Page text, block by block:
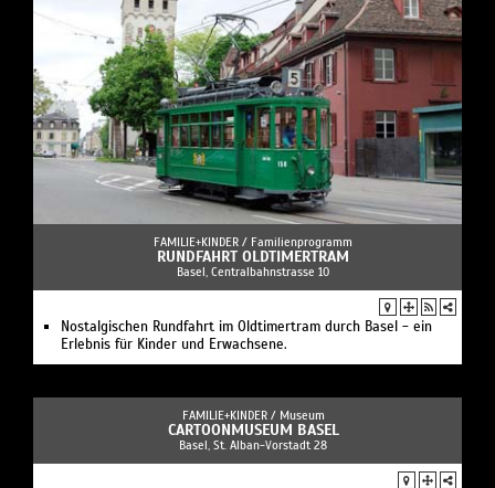
FAMILIE+KINDER / Familienprogramm
RUNDFAHRT OLDTIMERTRAM
Basel, Centralbahnstrasse 10
Nostalgischen Rundfahrt im Oldtimertram durch Basel - ein
Erlebnis für Kinder und Erwachsene.
FAMILIE+KINDER / Museum
CARTOONMUSEUM BASEL
Basel, St. Alban-Vorstadt 28